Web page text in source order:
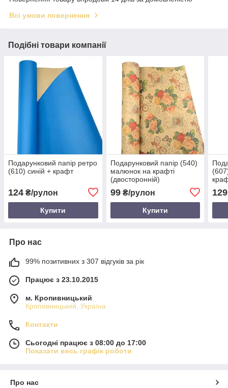
Всі умови повернення
Подібні товари компанії
Подарунковий папір ретро
(610) синій + крафт
124 ₴/рулон
Купити
Подарунковий папір (540)
малюнок на крафті
(двосторонній)
99₴/рулон
Купити
129
Про нас
99% позитивних з 307 відгуків за рік
Працює з 23.10.2015
м. Кропивницький
Кропивницький, Україна
Контакти
Сьогодні працює з 08:00 до 17:00
Показати весь графік роботи
Про нас